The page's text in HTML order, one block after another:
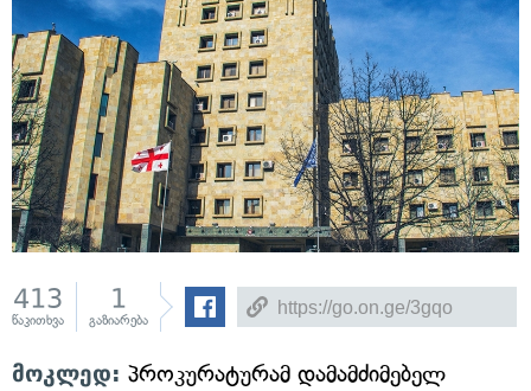
413
წაკითხვა
1
გაზიარება
მოკლედ: პროკურატურამ დამამძიმებელ